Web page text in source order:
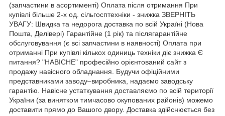
(запчастини в асортименті) Оплата після отримання При
купівлі більше 2-х од. сільгосптехніки - знижка ЗВЕРНІТЬ
УВАГУ: Швидка та недорога доставка по всій Україні (Нова
Пошта, Делівері) Гарантійне (1 рік) та післягарантійне
обслуговування (є всі запчастини в наявності) Оплата при
отриманні При купівлі кількох одиниць техніки діє знижка Є
питання? "НАВІСНЕ" професійно орієнтований сайт з
продажу навісного обладнання. Будучи офіційними
представниками заводу–виробника, надаємо заводську
гарантію. Навісне устаткування доставляємо по всій території
України (за винятком тимчасово окупованих районів) можемо
доставити прямо до Вашого двору. Доставка здійснюється без